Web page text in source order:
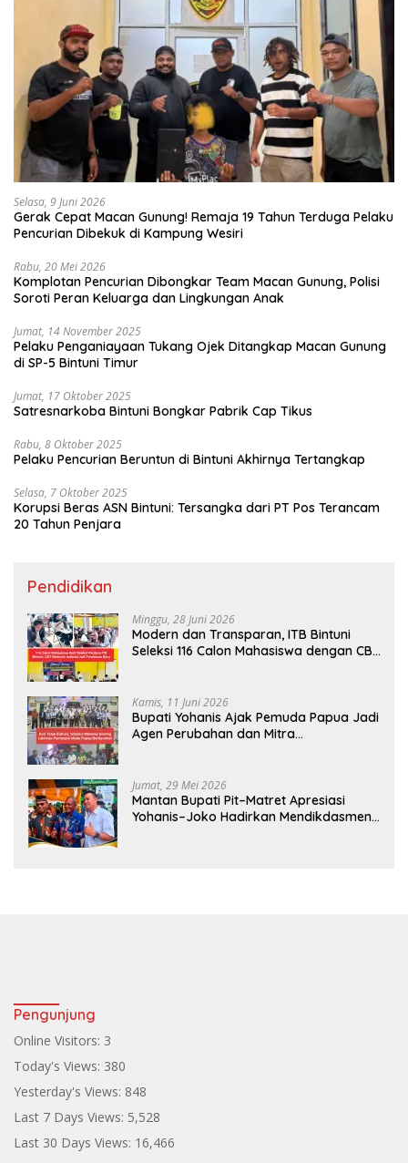
Selasa, 9 Juni 2026
Gerak Cepat Macan Gunung! Remaja 19 Tahun Terduga Pelaku
Pencurian Dibekuk di Kampung Wesiri
Rabu, 20 Mei 2026
Komplotan Pencurian Dibongkar Team Macan Gunung, Polisi
Soroti Peran Keluarga dan Lingkungan Anak
Jumat, 14 November 2025
Pelaku Penganiayaan Tukang Ojek Ditangkap Macan Gunung
di SP-5 Bintuni Timur
Jumat, 17 Oktober 2025
Satresnarkoba Bintuni Bongkar Pabrik Cap Tikus
Rabu, 8 Oktober 2025
Pelaku Pencurian Beruntun di Bintuni Akhirnya Tertangkap
Selasa, 7 Oktober 2025
Korupsi Beras ASN Bintuni: Tersangka dari PT Pos Terancam
20 Tahun Penjara
Pendidikan
Minggu, 28 Juni 2026
Modern dan Transparan, ITB Bintuni
Seleksi 116 Calon Mahasiswa dengan CBT
Kamis, 11 Juni 2026
Bupati Yohanis Ajak Pemuda Papua Jadi
Agen Perubahan dan Mitra
Jumat, 29 Mei 2026
Mantan Bupati Pit–Matret Apresiasi
Yohanis–Joko Hadirkan Mendikdasmen
Pengunjung
Online Visitors: 3
Today's Views: 380
Yesterday's Views: 848
Last 7 Days Views: 5,528
Last 30 Days Views: 16,466